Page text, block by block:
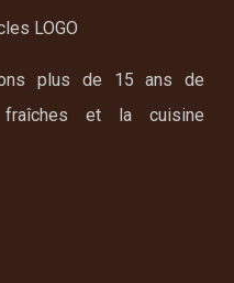
plus de 15 ans de
et la cuisine